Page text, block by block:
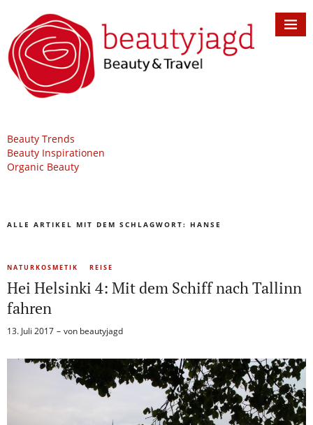
Beauty Trends
Beauty Inspirationen
Organic Beauty
ALLE ARTIKEL MIT DEM SCHLAGWORT: HANSE
NATURKOSMETIK REISE
Hei Helsinki 4: Mit dem Schiff nach Tallinn
fahren
13. Juli 2017 von beautyjagd